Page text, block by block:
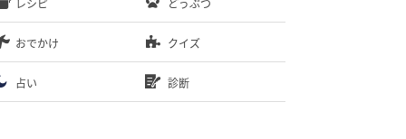
レシピ どうぶつ
おでかけ クイズ
占い 診断